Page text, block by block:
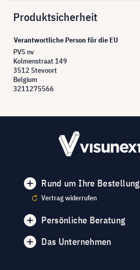
Produktsicherheit
Verantwortliche Person für die EU
PVS nv
Kolmenstraat 149
3512 Stevoort
Belgium
3211275566
Rund um Ihre Bestellung
Vertrag widerrufen
Persönliche Beratung
Das Unternehmen